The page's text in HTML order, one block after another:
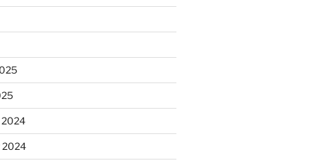
2024
2024